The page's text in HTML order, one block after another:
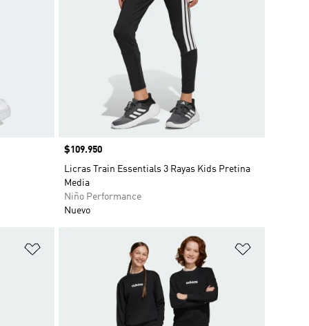
Precio
$109.950
Licras Train Essentials 3 Rayas Kids Pretina
Media
Niño Performance
Nuevo
Añadir a la lista de deseos